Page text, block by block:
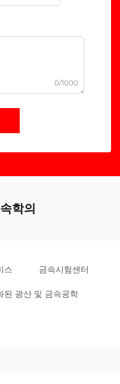
0/1000
학의
스 금속시험센터
된 광산 및 금속공학